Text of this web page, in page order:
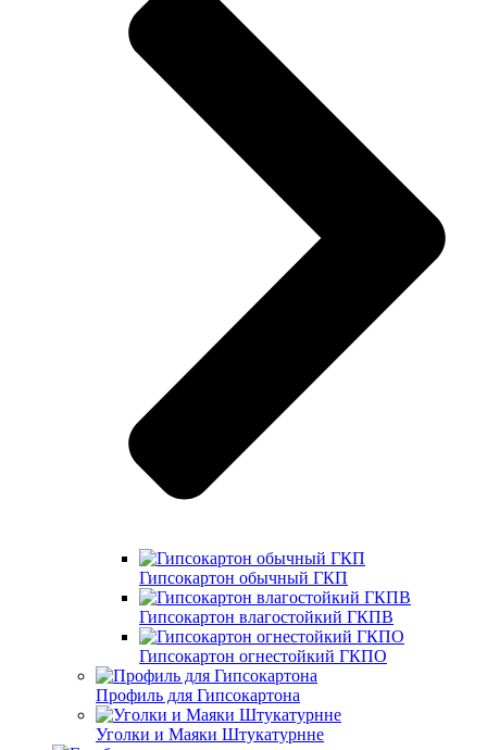
Гипсокартон обычный ГКП
Гипсокартон влагостойкий ГКПВ
Гипсокартон огнестойкий ГКПО
Профиль для Гипсокартона
Уголки и Маяки Штукатурнне